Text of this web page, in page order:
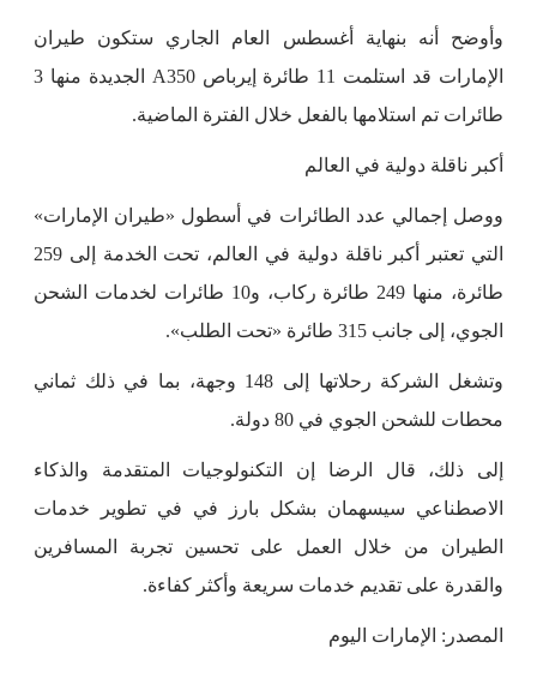
وأوضح أنه بنهاية أغسطس العام الجاري ستكون طيران
الإمارات قد استلمت 11 طائرة إيرباص A350 الجديدة منها 3
طائرات تم استلامها بالفعل خلال الفترة الماضية.
أكبر ناقلة دولية في العالم
ووصل إجمالي عدد الطائرات في أسطول «طيران الإمارات»
التي تعتبر أكبر ناقلة دولية في العالم، تحت الخدمة إلى 259
طائرة، منها 249 طائرة ركاب، و10 طائرات لخدمات الشحن
الجوي، إلى جانب 315 طائرة «تحت الطلب».
وتشغل الشركة رحلاتها إلى 148 وجهة، بما في ذلك ثماني
محطات للشحن الجوي في 80 دولة.
إلى ذلك، قال الرضا إن التكنولوجيات المتقدمة والذكاء
الاصطناعي سيسهمان بشكل بارز في في تطوير خدمات
الطيران من خلال العمل على تحسين تجربة المسافرين
والقدرة على تقديم خدمات سريعة وأكثر كفاءة.
المصدر: الإمارات اليوم